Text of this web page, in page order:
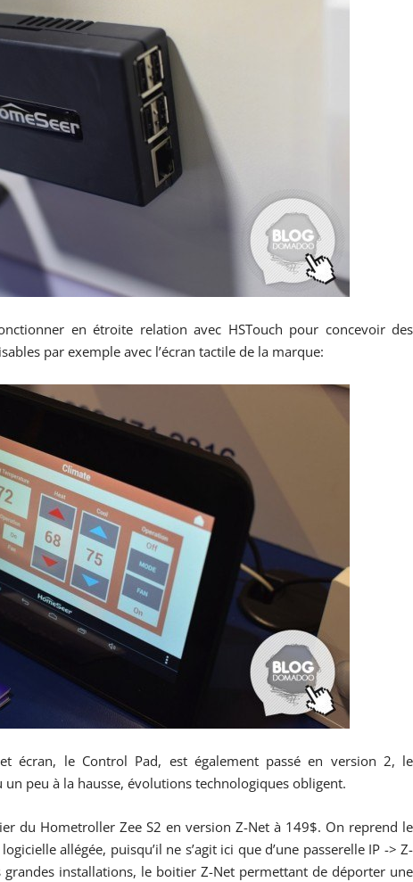
en étroite relation avec HSTouch pour concevoir des
par exemple avec l’écran tactile de la marque:
écran, le Control Pad, est également passé en version 2, le
peu à la hausse, évolutions technologiques obligent.
du Hometroller Zee S2 en version Z-Net à 149$. On reprend le
allégée, puisqu’il ne s’agit ici que d’une passerelle IP -> Z-
installations, le boitier Z-Net permettant de déporter une